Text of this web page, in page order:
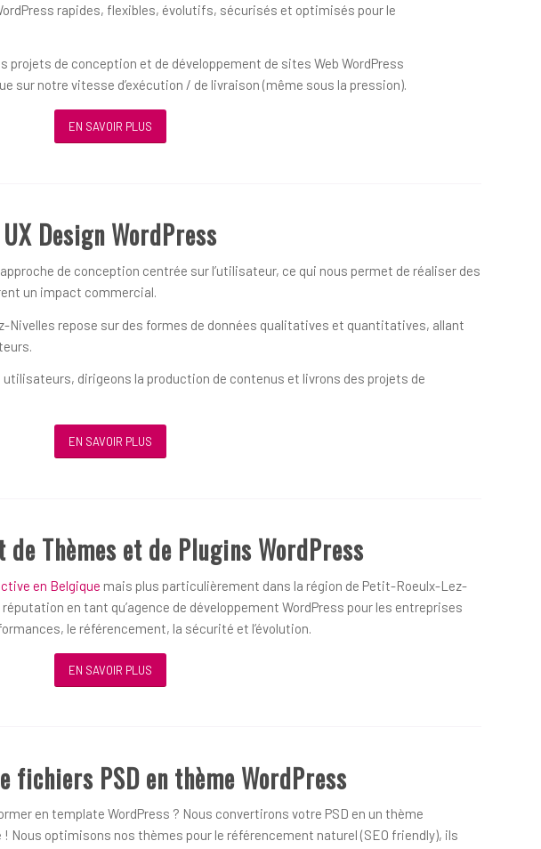
rapides, flexibles, évolutifs, sécurisés et optimisés pour le
projets de conception et de développement de sites Web WordPress
sur notre vitesse d’exécution / de livraison (même sous la pression).
EN SAVOIR PLUS
UX Design WordPress
approche de conception centrée sur l’utilisateur, ce qui nous permet de réaliser des
un impact commercial.
Nivelles repose sur des formes de données qualitatives et quantitatives, allant
dirigeons la production de contenus et livrons des projets de
EN SAVOIR PLUS
de Thèmes et de Plugins WordPress
en Belgique mais plus particulièrement dans la région de Petit-Roeulx-Lez-
en tant qu’agence de développement WordPress pour les entreprises
le référencement, la sécurité et l’évolution.
EN SAVOIR PLUS
fichiers PSD en thème WordPress
en template WordPress ? Nous convertirons votre PSD en un thème
Nous optimisons nos thèmes pour le référencement naturel (SEO friendly), ils